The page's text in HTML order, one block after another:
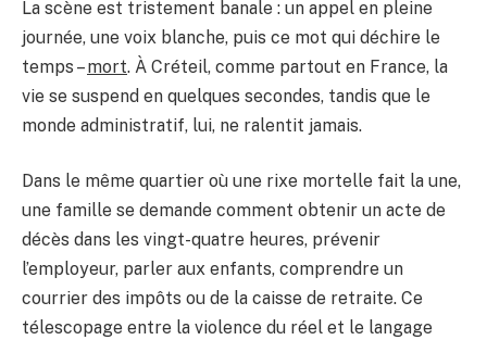
La scène est tristement banale : un appel en pleine
journée, une voix blanche, puis ce mot qui déchire le
temps –mort. À Créteil, comme partout en France, la
vie se suspend en quelques secondes, tandis que le
monde administratif, lui, ne ralentit jamais.
Dans le même quartier où une rixe mortelle fait la une,
une famille se demande comment obtenir un acte de
décès dans les vingt-quatre heures, prévenir
l’employeur, parler aux enfants, comprendre un
courrier des impôts ou de la caisse de retraite. Ce
télescopage entre la violence du réel et le langage